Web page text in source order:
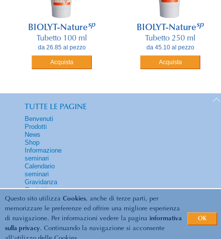
Questo sito utilizza Cookies, anche di terze parti, per
memorizzare le preferenze ed offrire una migliore esperienza
di navigazione. Per informazioni vedere la pagina informativa
sulla privacy. Continuando la navigazione si acconsente
OK
BIOLYT-Naturesp
Tubetto 100 ml
da 26.85 al pezzo
Acquista
BIOLYT-Naturesp
Tubetto 250 ml
da 45.10 al pezzo
Acquista
TUTTE LE PAGINE
Benvenuti
Prodotti
News
Shop
Informazione
seminari
Calendario
seminari
Gravidanza
Contatti
© 2026 Biolyt | Energia vitale... e benessere... /